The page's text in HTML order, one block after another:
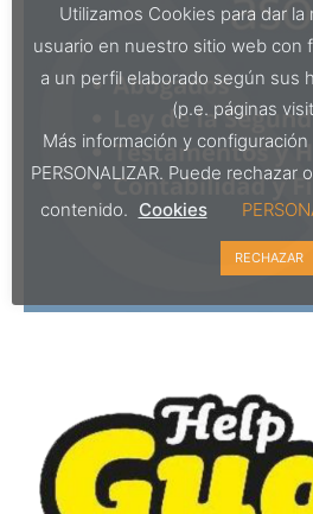
Utilizamos Cookies para dar
usuario en nuestro sitio web con
a un perfil elaborado según sus
(p.e. páginas
Más información y
PERSONALIZAR. Puede
contenido. Cookies
RECHAZAR